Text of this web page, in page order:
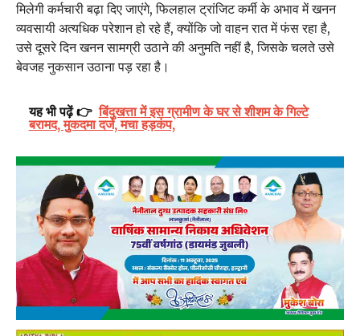
मिलेगी कर्मचारी बढ़ा दिए जाएंगे, फिलहाल ट्रांजिट कर्मी के अभाव में खनन
व्यवसायी अत्यधिक परेशान हो रहे हैं, क्योंकि जो वाहन रात में फंस रहा है,
उसे दूसरे दिन खनन सामग्री उठाने की अनुमति नहीं है, जिसके चलते उसे
बेवजह नुकसान उठाना पड़ रहा है।
यह भी पढ़ें 👉 बिंदुखत्ता में इस ग्रामीण के घर से शीशम के गिल्टे
बरामद, मुकदमा दर्ज, मचा हड़कंप,